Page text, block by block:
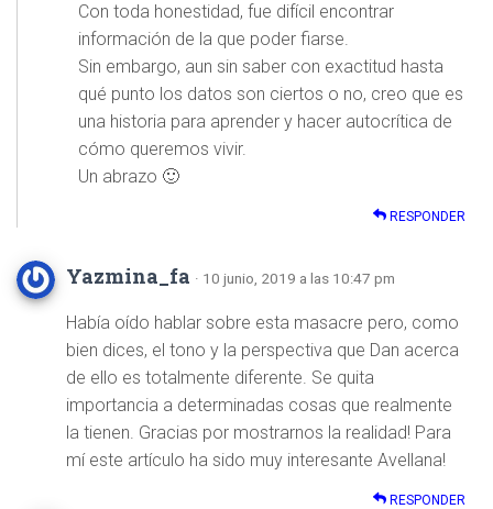
Con toda honestidad, fue difícil encontrar
información de la que poder fiarse.
Sin embargo, aun sin saber con exactitud hasta
qué punto los datos son ciertos o no, creo que es
una historia para aprender y hacer autocrítica de
cómo queremos vivir.
Un abrazo 🙂
RESPONDER
Yazmina_fa · 10 junio, 2019 a las 10:47 pm
Había oído hablar sobre esta masacre pero, como
bien dices, el tono y la perspectiva que Dan acerca
de ello es totalmente diferente. Se quita
importancia a determinadas cosas que realmente
la tienen. Gracias por mostrarnos la realidad! Para
mí este artículo ha sido muy interesante Avellana!
RESPONDER